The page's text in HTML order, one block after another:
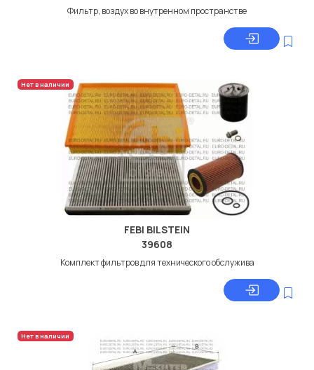
Фильтр, воздух во внутренном пространстве
Нет в наличии
FEBI BILSTEIN
39608
Комплект фильтров для технического обслужива
Нет в наличии